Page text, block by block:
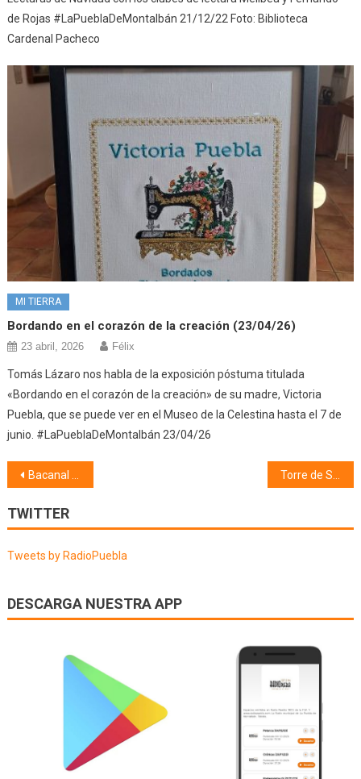
de Rojas #LaPueblaDeMontalbán 21/12/22 Foto: Biblioteca
Cardenal Pacheco
MI TIERRA
Bordando en el corazón de la creación (23/04/26)
23 abril, 2026 Félix
Tomás Lázaro nos habla de la exposición póstuma titulada
«Bordando en el corazón de la creación» de su madre, Victoria
Puebla, que se puede ver en el Museo de la Celestina hasta el 7 de
junio. #LaPueblaDeMontalbán 23/04/26
Navegación
de
entradas
Bacanal Celestinesco (30/08/25) Torre de San Miguel #FestivalCelestina2024 (30/08/25)
TWITTER
Tweets by RadioPuebla
DESCARGA NUESTRA APP